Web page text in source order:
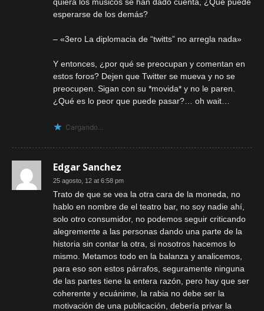
esperarse de los demás?
– «3ero La diplomacia de “twitts” no arregla nada»
Y entonces, ¿por qué se preocupan y comentan en
estos foros? Dejen que Twitter se mueva y no se
preocupen. Sigan con su *movida* y no le paren.
¿Qué es lo peor que puede pasar?… oh wait…
Cargando...
Edgar Sanchez
25 agosto, 12 at 6:58 pm
Trato de que se vea la otra cara de la moneda, no
hablo en nombre de el teatro bar, no soy nadie ahí,
solo otro consumidor, no podemos seguir criticando
alegremente a las personas dando una parte de la
historia sin contar la otra, si nosotros hacemos lo
mismo. Metamos todo en la balanza y analicemos,
para eso son estos párrafos, seguramente ninguna
de las partes tiene la entera razón, pero hay que ser
coherente y ecuánime, la rabia no debe ser la
motivación de una publicación, debería privar la